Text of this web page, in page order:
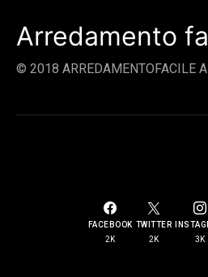
Arredamento
© 2018 ARREDAMENTOFACILE
FACEBOOK
2K
TWITTER
2K
3K